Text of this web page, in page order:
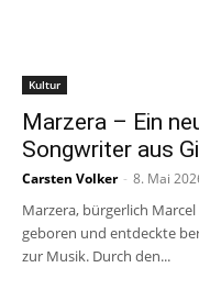
Kultur
Marzera – Ein
Songwriter aus
Carsten Volker - 8. Mai
Marzera, bürgerlich Marcel
geboren und entdeckte
zur Musik. Durch den...